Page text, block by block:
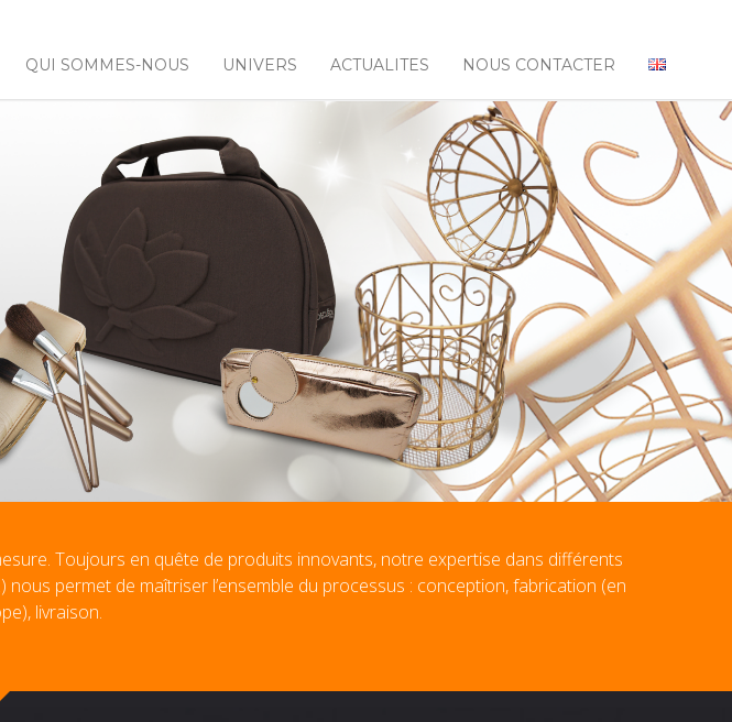
QUI SOMMES-NOUS UNIVERS ACTUALITES NOUS CONTACTER
Toujours en quête de produits innovants, notre expertise dans différents
permet de maîtriser l’ensemble du processus : conception, fabrication (en
livraison.